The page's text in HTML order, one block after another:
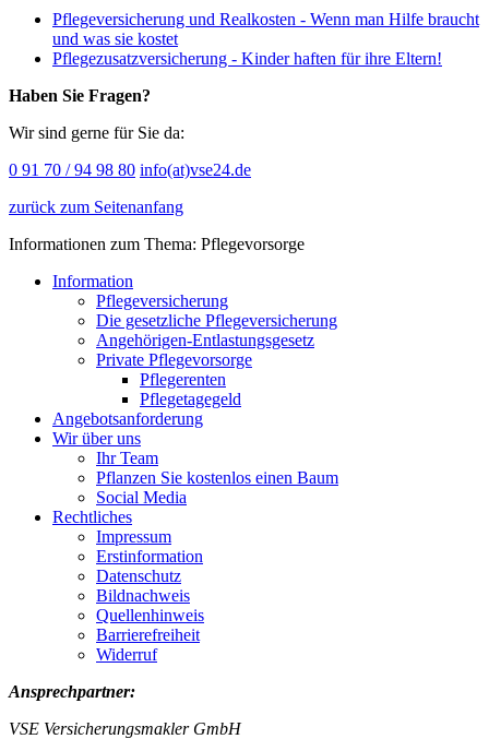
Pflegeversicherung und Realkosten - Wenn man Hilfe braucht
und was sie kostet
Pflegezusatzversicherung - Kinder haften für ihre Eltern!
Haben Sie Fragen?
Wir sind gerne für Sie da:
0 91 70 / 94 98 80 info(at)vse24.de
zurück zum Seitenanfang
Informationen zum Thema: Pflegevorsorge
Information
Pflegeversicherung
Die gesetzliche Pflegeversicherung
Angehörigen-Entlastungsgesetz
Private Pflegevorsorge
Pflegerenten
Pflegetagegeld
Angebotsanforderung
Wir über uns
Ihr Team
Pflanzen Sie kostenlos einen Baum
Social Media
Rechtliches
Impressum
Erstinformation
Datenschutz
Bildnachweis
Quellenhinweis
Barrierefreiheit
Widerruf
Ansprechpartner:
VSE Versicherungsmakler GmbH